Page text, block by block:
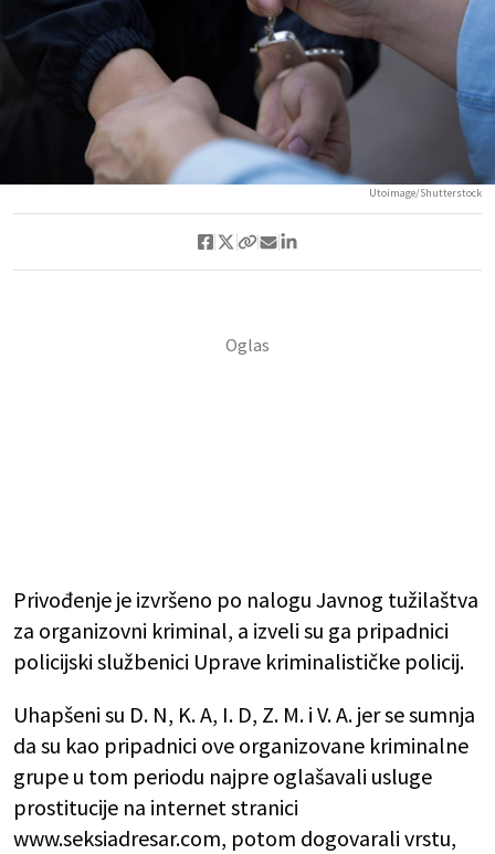
Utoimage/Shutterstock
Privođenje je izvršeno po nalogu Javnog tužilaštva
za organizovni kriminal, a izveli su ga pripadnici
policijski službenici Uprave kriminalističke policij.
Uhapšeni su D. N, K. A, I. D, Z. M. i V. A. jer se sumnja
da su kao pripadnici ove organizovane kriminalne
grupe u tom periodu najpre oglašavali usluge
prostitucije na internet stranici
www.seksiadresar.com, potom dogovarali vrstu,